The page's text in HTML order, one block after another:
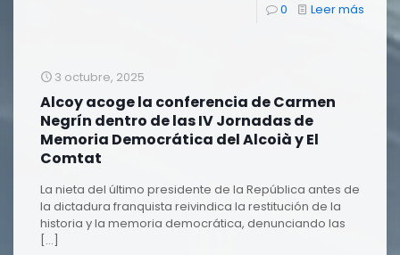
0 Leer más
3 octubre, 2025
Alcoy acoge la conferencia de Carmen
Negrín dentro de las IV Jornadas de
Memoria Democrática del Alcoià y El
Comtat
La nieta del último presidente de la República antes de
la dictadura franquista reivindica la restitución de la
historia y la memoria democrática, denunciando las
[…]